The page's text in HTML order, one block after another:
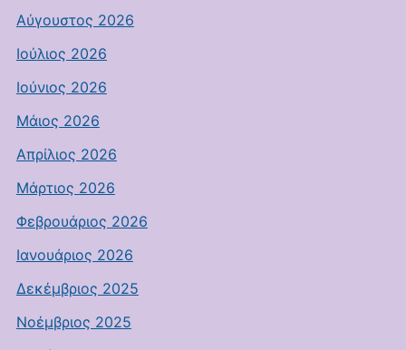
Αύγουστος 2026
Ιούλιος 2026
Ιούνιος 2026
Μάιος 2026
Απρίλιος 2026
Μάρτιος 2026
Φεβρουάριος 2026
Ιανουάριος 2026
Δεκέμβριος 2025
Νοέμβριος 2025